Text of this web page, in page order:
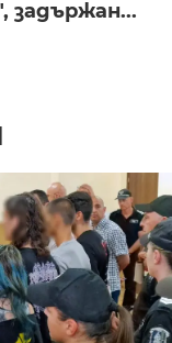
задържан...